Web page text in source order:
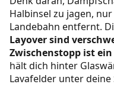
fixieren solltest)
Flüge mit
Autotyp für
Blue Lagoon/
Halbinsel zu jagen,
Landebahn entfernt.
Layover sind
Zwischenstopp ist
hält dich hinter
Lavafelder unter deine